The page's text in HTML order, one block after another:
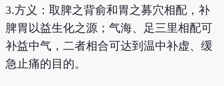
3.方义：取脾之背俞和胃之募穴相配，补
脾胃以益生化之源；气海、足三里相配可
补益中气，二者相合可达到温中补虚、缓
急止痛的目的。